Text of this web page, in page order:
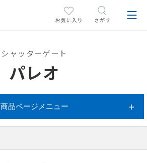
シャッターゲート
パレオ
商品ページメニュー